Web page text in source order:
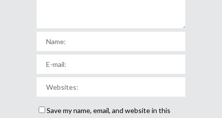
Save my name, email, and website in this